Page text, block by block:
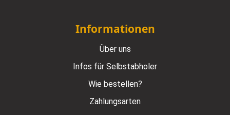
Informationen
Über uns
Infos für Selbstabholer
Wie bestellen?
Zahlungsarten